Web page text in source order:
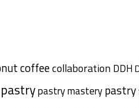
coffeecollaboration DDH
pastrypastry mastery